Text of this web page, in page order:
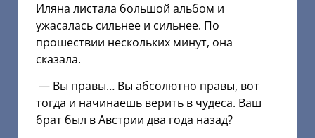
Иляна листала большой альбом и
ужасалась сильнее и сильнее. По
прошествии нескольких минут, она
сказала.
— Вы правы… Вы абсолютно правы, вот
тогда и начинаешь верить в чудеса. Ваш
брат был в Австрии два года назад?